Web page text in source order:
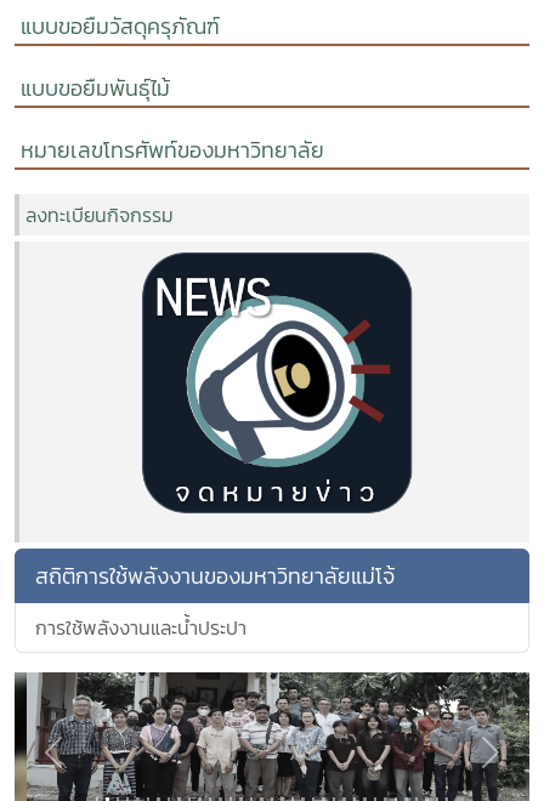
แบบขอยืมวัสดุครุภัณฑ์
แบบขอยืมพันธุ์ไม้
หมายเลขโทรศัพท์ของมหาวิทยาลัย
ลงทะเบียนกิจกรรม
สถิติการใช้พลังงานของมหาวิทยาลัยแม่โจ้
การใช้พลังงานและน้ำประปา
Previous Next